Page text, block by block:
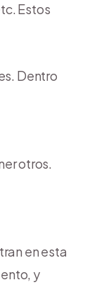
Estos
Dentro
otros.
en esta
y